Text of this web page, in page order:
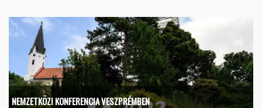
NEMZETKÖZI KONFERENCIA VESZPRÉMBEN